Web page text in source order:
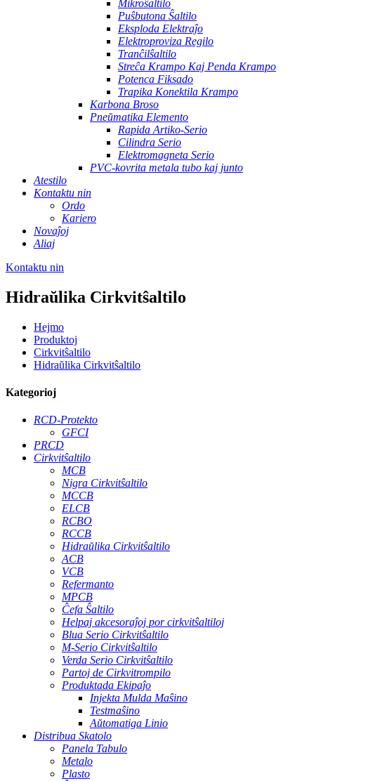
Mikroŝaltilo
Puŝbutona Ŝaltilo
Eksploda Elektraĵo
Elektroproviza Regilo
Tranĉilŝaltilo
Streĉa Krampo Kaj Penda Krampo
Potenca Fiksado
Trapika Konektila Krampo
Karbona Broso
Pneŭmatika Elemento
Rapida Artiko-Serio
Cilindra Serio
Elektromagneta Serio
PVC-kovrita metala tubo kaj junto
Atestilo
Kontaktu nin
Ordo
Kariero
Novaĵoj
Aliaj
Kontaktu nin
Hidraŭlika Cirkvitŝaltilo
Hejmo
Produktoj
Cirkvitŝaltilo
Hidraŭlika Cirkvitŝaltilo
Kategorioj
RCD-Protekto
GFCI
PRCD
Cirkvitŝaltilo
MCB
Nigra Cirkvitŝaltilo
MCCB
ELCB
RCBO
RCCB
Hidraŭlika Cirkvitŝaltilo
ACB
VCB
Refermanto
MPCB
Ĉefa Ŝaltilo
Helpaj akcesoraĵoj por cirkvitŝaltiloj
Blua Serio Cirkvitŝaltilo
M-Serio Cirkvitŝaltilo
Verda Serio Cirkvitŝaltilo
Partoj de Cirkvitrompilo
Produktada Ekipaĵo
Injekta Mulda Maŝino
Testmaŝino
Aŭtomatiga Linio
Distribua Skatolo
Panela Tabulo
Metalo
Plasto